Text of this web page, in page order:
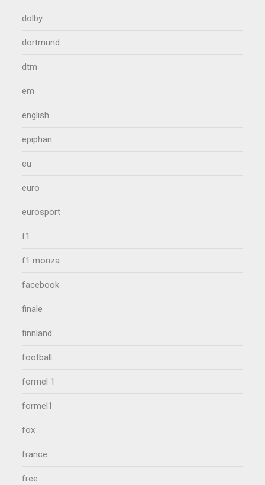
dolby
dortmund
dtm
em
english
epiphan
eu
euro
eurosport
f1
f1 monza
facebook
finale
finnland
football
formel 1
formel1
fox
france
free